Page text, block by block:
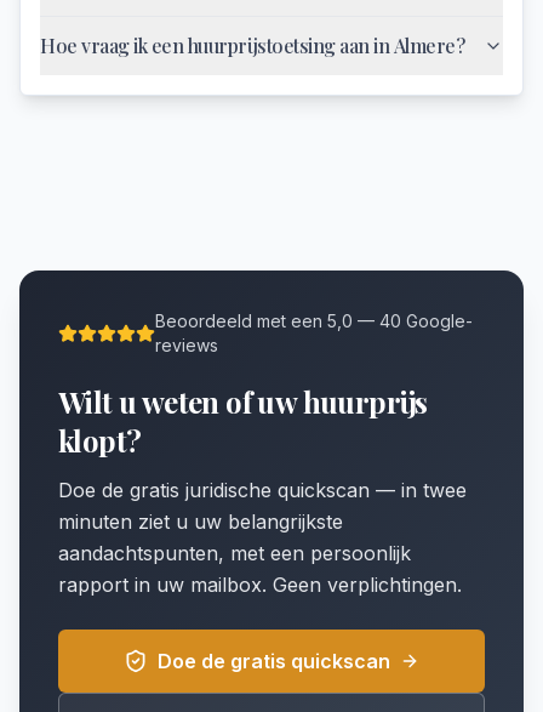
Hoe vraag ik een huurprijstoetsing aan in Almere?
Beoordeeld met een 5,0 — 40 Google-
reviews
Wilt u weten of uw huurprijs
klopt?
Doe de gratis juridische quickscan — in twee
minuten ziet u uw belangrijkste
aandachtspunten, met een persoonlijk
rapport in uw mailbox. Geen verplichtingen.
Doe de gratis quickscan